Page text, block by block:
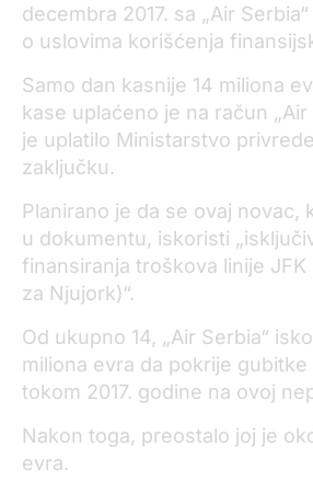
decembra 2017. sa „Air
o uslovima korišćenja
Samo dan kasnije 14 miliona
kase uplaćeno je na račun „Air
je uplatilo Ministarstvo
zaključku.
Planirano je da se ovaj novac,
u dokumentu, iskoristi
finansiranja troškova linije JFK
za Njujork)“.
Od ukupno 14, „Air Serbia“
miliona evra da pokrije gubitke
tokom 2017. godine na ovoj
Nakon toga, preostalo joj je
evra.